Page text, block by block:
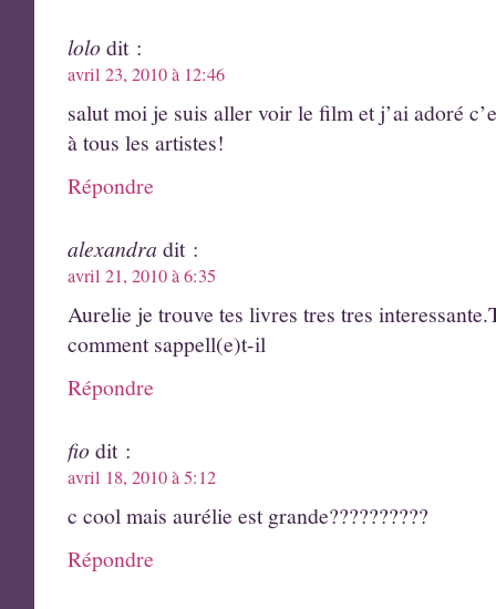
lolodit :
avril 23, 2010 à 12:46
salut moi je suis aller voir le film et j’ai adoré
à tous les artistes!
Répondre
alexandra dit :
avril 21, 2010 à 6:35
Aurelie je trouve tes livres tres tres
comment sappell(e)t-il
Répondre
fiodit :
avril 18, 2010 à 5:12
c cool mais aurélie est grande??????????
Répondre